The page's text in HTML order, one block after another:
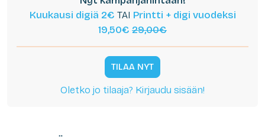
Kuukausi digiä 2€ TAI Printti + digi vuodeksi
19,50€ 29,00€
TILAA NYT
Oletko jo tilaaja? Kirjaudu sisään!